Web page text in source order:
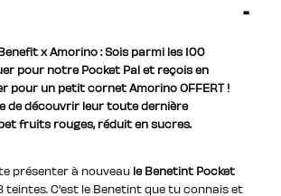
x Amorino : Sois parmi les 100
pour notre Pocket Pal et reçois en
pour un petit cornet Amorino OFFERT !
de découvrir leur toute dernière
fruits rouges, réduit en sucres.
présenter à nouveau le Benetint Pocket
teintes. C'est le Benetint que tu connais et